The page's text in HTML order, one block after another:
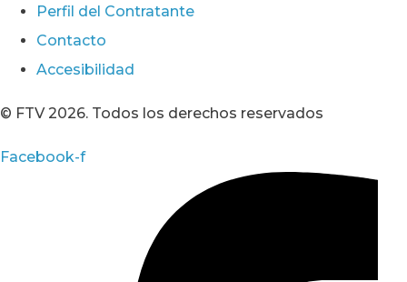
Perfil del Contratante
Contacto
Accesibilidad
© FTV 2026. Todos los derechos reservados
Facebook-f